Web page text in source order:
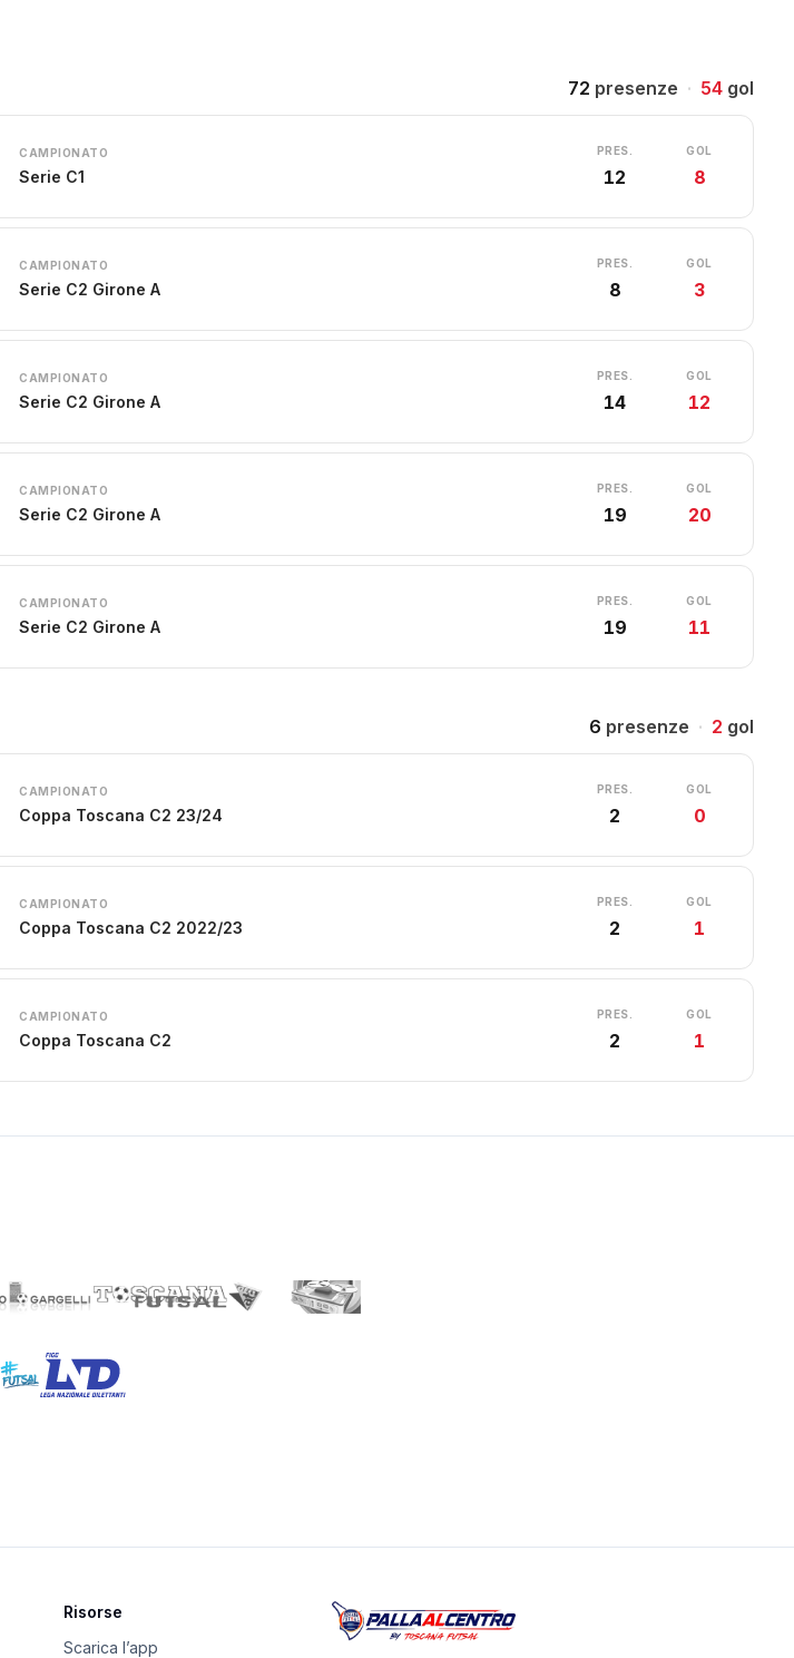
72 presenze · 54 gol
CAMPIONATO
Serie C1
PRES.
12
GOL
8
CAMPIONATO
Serie C2 Girone A
PRES.
8
GOL
3
CAMPIONATO
Serie C2 Girone A
PRES.
14
GOL
12
CAMPIONATO
Serie C2 Girone A
PRES.
19
GOL
20
CAMPIONATO
Serie C2 Girone A
PRES.
19
GOL
11
6 presenze · 2 gol
CAMPIONATO
Coppa Toscana C2 23/24
PRES.
2
GOL
0
CAMPIONATO
Coppa Toscana C2 2022/23
PRES.
2
GOL
1
CAMPIONATO
Coppa Toscana C2
PRES.
2
GOL
1
Risorse
Scarica l’app